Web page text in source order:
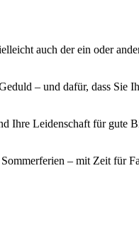
auch der ein oder
– und dafür, dass Sie
Ihre Leidenschaft für gute
– mit Zeit für